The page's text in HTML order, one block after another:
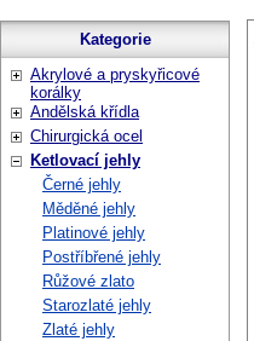
Kategorie
Akrylové a pryskyřicové
korálky
Andělská křídla
Chirurgická ocel
Ketlovací jehly
Černé jehly
Měděné jehly
Platinové jehly
Postříbřené jehly
Růžové zlato
Starozlaté jehly
Zlaté jehly